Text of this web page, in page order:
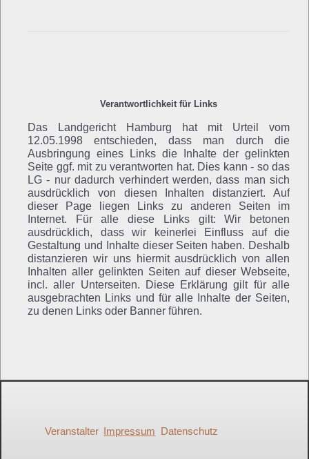
Verantwortlichkeit für Links
Das Landgericht Hamburg hat mit Urteil vom
12.05.1998 entschieden, dass man durch die
Ausbringung eines Links die Inhalte der gelinkten
Seite ggf. mit zu verantworten hat. Dies kann - so das
LG - nur dadurch verhindert werden, dass man sich
ausdrücklich von diesen Inhalten distanziert. Auf
dieser Page liegen Links zu anderen Seiten im
Internet. Für alle diese Links gilt: Wir betonen
ausdrücklich, dass wir keinerlei Einfluss auf die
Gestaltung und Inhalte dieser Seiten haben. Deshalb
distanzieren wir uns hiermit ausdrücklich von allen
Inhalten aller gelinkten Seiten auf dieser Webseite,
incl. aller Unterseiten. Diese Erklärung gilt für alle
ausgebrachten Links und für alle Inhalte der Seiten,
zu denen Links oder Banner führen.
Veranstalter Impressum Datenschutz